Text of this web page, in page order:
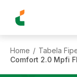
Home / Tabela
Comfort 2.0 Mpfi